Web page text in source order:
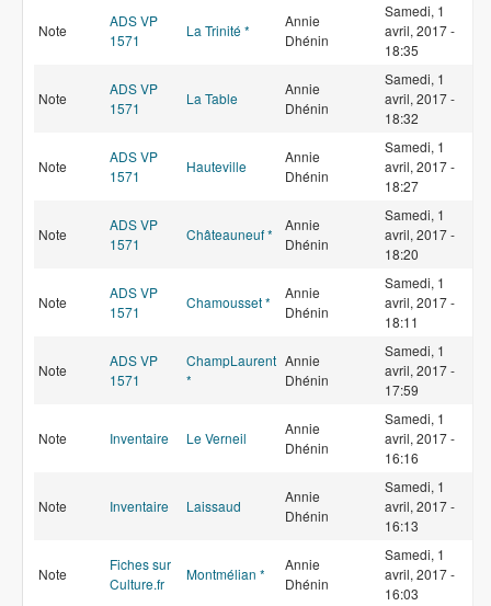
Note
ADS VP
1571
La Trinité *
Annie
Dhénin
Samedi, 1
avril, 2017 -
18:35
Note
ADS VP
1571
La Table
Annie
Dhénin
Samedi, 1
avril, 2017 -
18:32
Note
ADS VP
1571
Hauteville
Annie
Dhénin
Samedi, 1
avril, 2017 -
18:27
Note
ADS VP
1571
Châteauneuf *
Annie
Dhénin
Samedi, 1
avril, 2017 -
18:20
Note
ADS VP
1571
Chamousset *
Annie
Dhénin
Samedi, 1
avril, 2017 -
18:11
Note
ADS VP
1571
ChampLaurent
*
Annie
Dhénin
Samedi, 1
avril, 2017 -
17:59
Note Inventaire Le Verneil
Annie
Dhénin
Samedi, 1
avril, 2017 -
16:16
Note Inventaire Laissaud
Annie
Dhénin
Samedi, 1
avril, 2017 -
16:13
Note
Fiches sur
Culture.fr
Montmélian *
Annie
Dhénin
Samedi, 1
avril, 2017 -
16:03